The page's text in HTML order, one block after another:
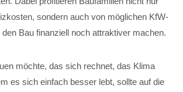
sondern auch von möglichen KfW-
den Bau finanziell noch attraktiver machen.
möchte, das sich rechnet, das Klima
es sich einfach besser lebt, sollte auf die